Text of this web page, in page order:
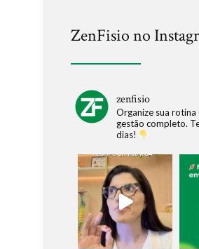
ZenFisio no
zenfisio
Organize sua
gestão completo.
dias!